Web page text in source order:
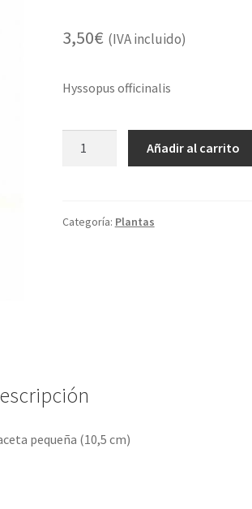
3,50€ (IVA incluido)
Hyssopus officinalis
cantidad
Añadir al carrito
Categoría: Plantas
pequeña (10,5 cm)